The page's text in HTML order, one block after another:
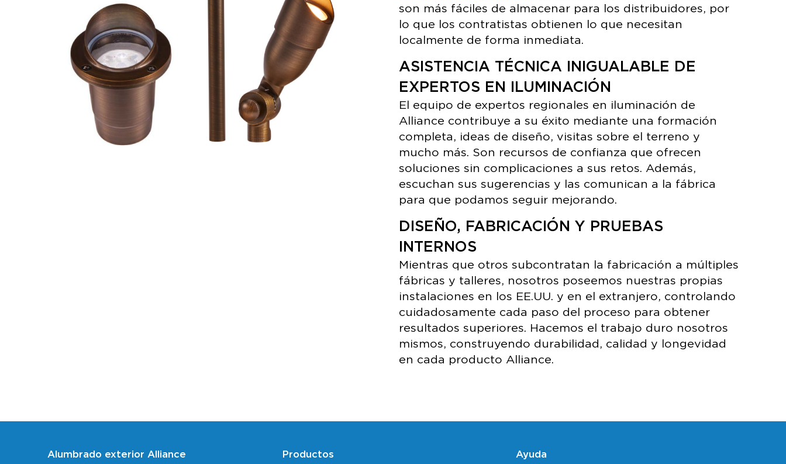
son más fáciles de almacenar para los distribuidores, por
lo que los contratistas obtienen lo que necesitan
localmente de forma inmediata.
ASISTENCIA TÉCNICA INIGUALABLE DE
EXPERTOS EN ILUMINACIÓN
El equipo de expertos regionales en iluminación de
Alliance contribuye a su éxito mediante una formación
completa, ideas de diseño, visitas sobre el terreno y
mucho más. Son recursos de confianza que ofrecen
soluciones sin complicaciones a sus retos. Además,
escuchan sus sugerencias y las comunican a la fábrica
para que podamos seguir mejorando.
DISEÑO, FABRICACIÓN Y PRUEBAS
INTERNOS
Mientras que otros subcontratan la fabricación a múltiples
fábricas y talleres, nosotros poseemos nuestras propias
instalaciones en los EE.UU. y en el extranjero, controlando
cuidadosamente cada paso del proceso para obtener
resultados superiores. Hacemos el trabajo duro nosotros
mismos, construyendo durabilidad, calidad y longevidad
en cada producto Alliance.
Alumbrado exterior Alliance Productos Ayuda